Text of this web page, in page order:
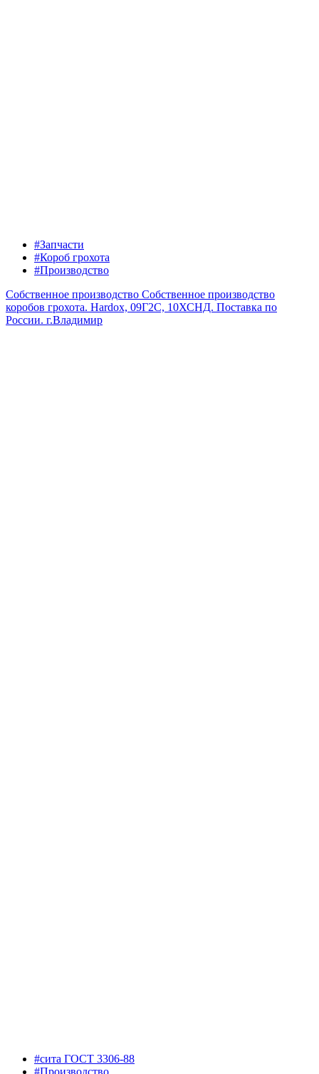
#Запчасти
#Короб грохота
#Производство
Собственное производство Собственное производство
коробов грохота. Hardox, 09Г2С, 10ХСНД. Поставка по
России. г.Владимир
#сита ГОСТ 3306-88
#Производство